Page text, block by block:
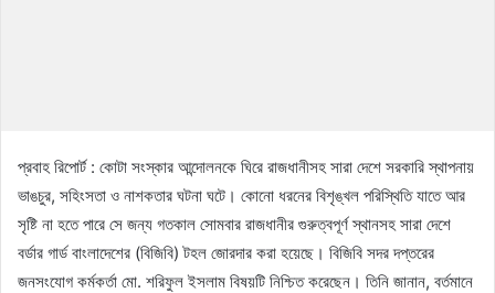
প্রবাহ রিপোর্ট : কোটা সংস্কার আন্দোলনকে ঘিরে রাজধানীসহ সারা দেশে সরকারি স্থাপনায়
ভাঙচুর, সহিংসতা ও নাশকতার ঘটনা ঘটে। কোনো ধরনের বিশৃঙ্খল পরিস্থিতি যাতে আর
সৃষ্টি না হতে পারে সে জন্য গতকাল সোমবার রাজধানীর গুরুত্বপূর্ণ স্থানসহ সারা দেশে
বর্ডার গার্ড বাংলাদেশের (বিজিবি) টহল জোরদার করা হয়েছে। বিজিবি সদর দপ্তরের
জনসংযোগ কর্মকর্তা মো. শরিফুল ইসলাম বিষয়টি নিশ্চিত করেছেন। তিনি জানান, বর্তমানে